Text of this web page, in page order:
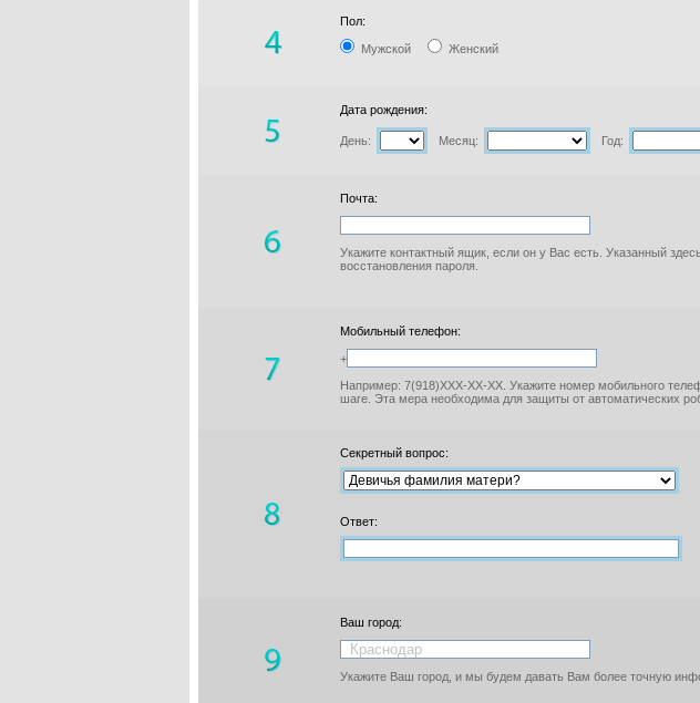
Пол:
Мужской Женский
Дата рождения:
День: Месяц: Год:
Почта:
Укажите контактный ящик, если он у Вас есть. Указанный
восстановления пароля.
Мобильный телефон:
+
Например: 7(918)XXX-XX-XX. Укажите номер мобильного
шаге. Эта мера необходима для защиты от автоматических
Секретный вопрос:
Ответ:
Ваш город:
Укажите Ваш город, и мы будем давать Вам более точную